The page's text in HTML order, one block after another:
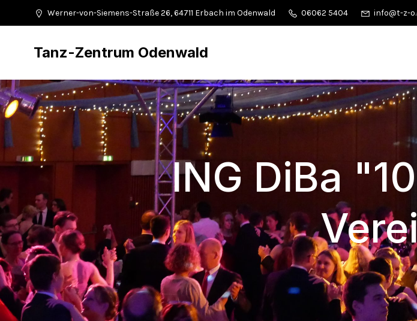
Werner-von-Siemens-Straße 26, 64711 Erbach im Odenwald 06062 5404 info@t-z-
Tanz-Zentrum Odenwald
ING DiBa